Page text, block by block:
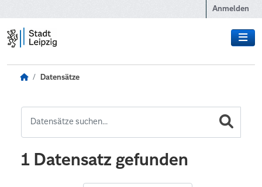
Anmelden
Datensätze
1 Datensatz gefunden